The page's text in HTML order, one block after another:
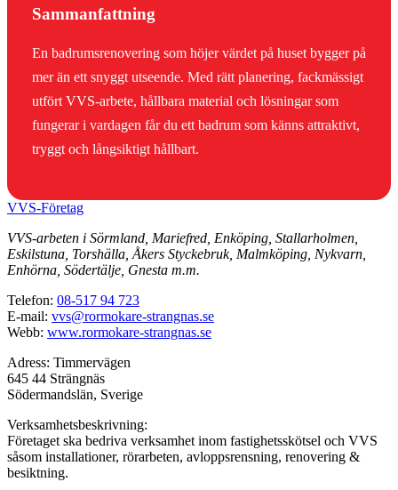
Sammanfattning
En badrumsrenovering som höjer värdet på huset bygger på
mer än ett snyggt utseende. Med rätt planering, fackmässigt
utfört VVS-arbete, hållbara material och lösningar som
fungerar i vardagen får du ett badrum som känns attraktivt,
tryggt och långsiktigt hållbart.
VVS-Företag
VVS-arbeten i Sörmland, Mariefred, Enköping, Stallarholmen,
Eskilstuna, Torshälla, Åkers Styckebruk, Malmköping, Nykvarn,
Enhörna, Södertälje, Gnesta m.m.
Telefon: 08-517 94 723
E-mail: vvs@rormokare-strangnas.se
Webb: www.rormokare-strangnas.se
Adress: Timmervägen
645 44 Strängnäs
Södermandslän, Sverige
Verksamhetsbeskrivning:
Företaget ska bedriva verksamhet inom fastighetsskötsel och VVS
såsom installationer, rörarbeten, avloppsrensning, renovering &
besiktning.